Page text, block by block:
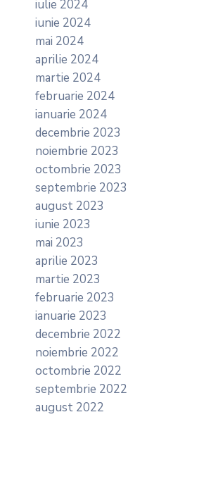
iulie 2024
iunie 2024
mai 2024
aprilie 2024
martie 2024
februarie 2024
ianuarie 2024
decembrie 2023
noiembrie 2023
octombrie 2023
septembrie 2023
august 2023
iunie 2023
mai 2023
aprilie 2023
martie 2023
februarie 2023
ianuarie 2023
decembrie 2022
noiembrie 2022
octombrie 2022
septembrie 2022
august 2022